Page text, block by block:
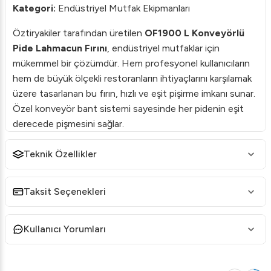
Kategori: Endüstriyel Mutfak Ekipmanları
Öztiryakiler tarafından üretilen OF1900 L Konveyörlü
Pide Lahmacun Fırını, endüstriyel mutfaklar için
mükemmel bir çözümdür. Hem profesyonel kullanıcıların
hem de büyük ölçekli restoranların ihtiyaçlarını karşılamak
üzere tasarlanan bu fırın, hızlı ve eşit pişirme imkanı sunar.
Özel konveyör bant sistemi sayesinde her pidenin eşit
derecede pişmesini sağlar.
Öne Çıkan Özellikler
Verimli Pişirme:Gelişmiş ısı dağıtımı ve kontrollü
sıcaklık ayarları sayesinde her ürünü hızlı ve eşit şekilde
pişirir.
Kolay Kullanım:Kullanıcı dostu kontrol paneli ile
istediğiniz pişirme ayarlarını kolayca yapabilirsiniz.
Teknik Özellikler
Taksit Seçenekleri
Kullanıcı Yorumları